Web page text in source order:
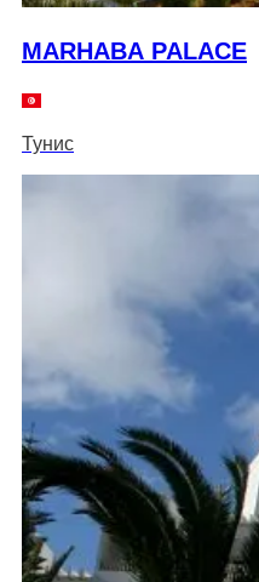
MARHABA PALACE
Тунис